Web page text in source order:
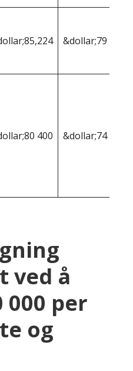
&dollar;79 916
400 &dollar;74 968
ved å
000 per
og